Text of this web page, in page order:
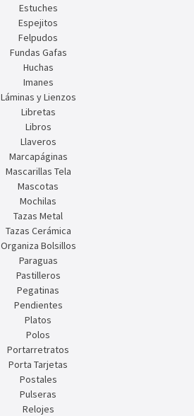
Estuches
Espejitos
Felpudos
Fundas Gafas
Huchas
Imanes
Láminas y Lienzos
Libretas
Libros
Llaveros
Marcapáginas
Mascarillas Tela
Mascotas
Mochilas
Tazas Metal
Tazas Cerámica
Organiza Bolsillos
Paraguas
Pastilleros
Pegatinas
Pendientes
Platos
Polos
Portarretratos
Porta Tarjetas
Postales
Pulseras
Relojes